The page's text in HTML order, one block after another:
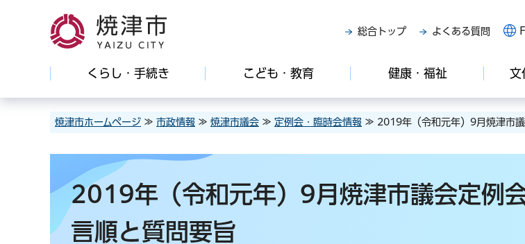
焼津市
総合トップ よくある質問
くらし・手続き こども・教育 健康・福祉 文
焼津市ホームページ ≫ 市政情報 ≫ 焼津市議会 ≫ 定例会・臨時会情報 ≫ 2019年（令和元年）9月焼津市
2019年（令和元年）9月焼津市議会定例
言順と質問要旨